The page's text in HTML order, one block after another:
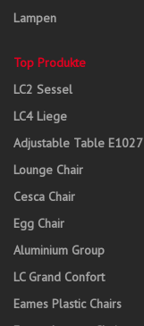
Lampen
Top Produkte
LC2 Sessel
LC4 Liege
Adjustable Table E1027
Lounge Chair
Cesca Chair
Egg Chair
Aluminium Group
LC Grand Confort
Eames Plastic Chairs